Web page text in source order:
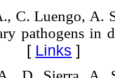
C. Luengo, A.
pathogens in
[ Links ]